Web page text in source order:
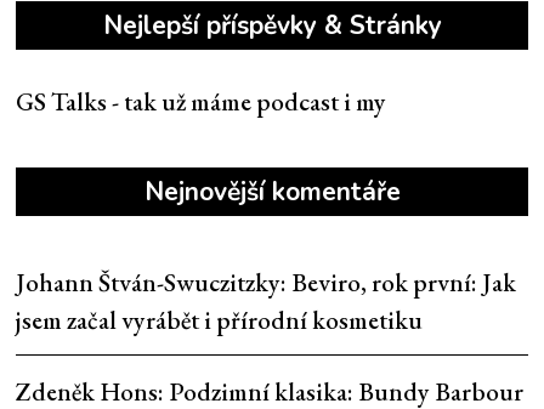
Nejlepší příspěvky & Stránky
GS Talks - tak už máme podcast i my
Nejnovější komentáře
Johann Štván-Swuczitzky: Beviro, rok první: Jak
jsem začal vyrábět i přírodní kosmetiku
Zdeněk Hons: Podzimní klasika: Bundy Barbour